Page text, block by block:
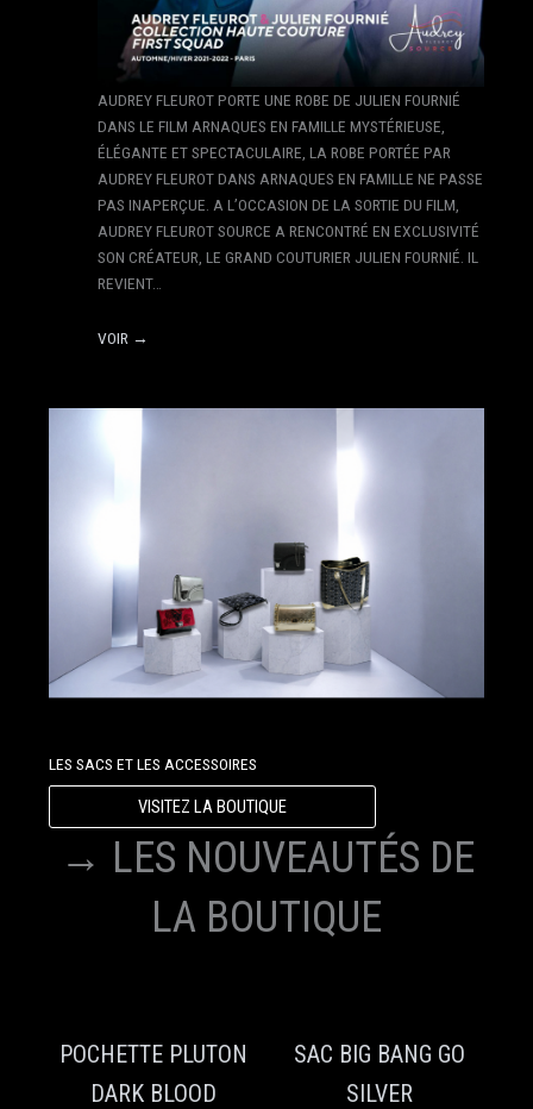
AUDREY FLEUROT PORTE UNE ROBE DE JULIEN FOURNIÉ
DANS LE FILM ARNAQUES EN FAMILLE MYSTÉRIEUSE,
ÉLÉGANTE ET SPECTACULAIRE, LA ROBE PORTÉE PAR
AUDREY FLEUROT DANS ARNAQUES EN FAMILLE NE PASSE
PAS INAPERÇUE. A L’OCCASION DE LA SORTIE DU FILM,
AUDREY FLEUROT SOURCE A RENCONTRÉ EN EXCLUSIVITÉ
SON CRÉATEUR, LE GRAND COUTURIER JULIEN FOURNIÉ. IL
REVIENT…
VOIR →
LES SACS ET LES ACCESSOIRES
VISITEZ LA BOUTIQUE
→ LES NOUVEAUTÉS DE
LA BOUTIQUE
POCHETTE PLUTON
DARK BLOOD
SAC BIG BANG GO
SILVER